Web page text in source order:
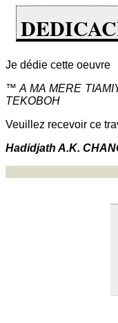
Je dédie cette oeuvre
™ A MA MERE
TEKOBOH
Veuillez recevoir ce
Hadidjath A.K.